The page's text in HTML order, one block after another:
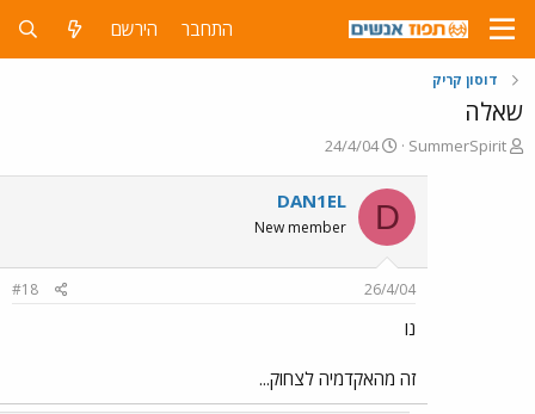
התחבר הירשם
דוסון קריק
שאלה
פ
SummerSpirit
פ
ר
ס
ם
ב
ת
א
24/4/04
D
DAN1EL
New member
26/4/04
#18
נו
זה מהאקדמיה לצחוק...